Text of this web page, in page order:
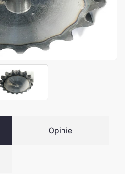
Opinie